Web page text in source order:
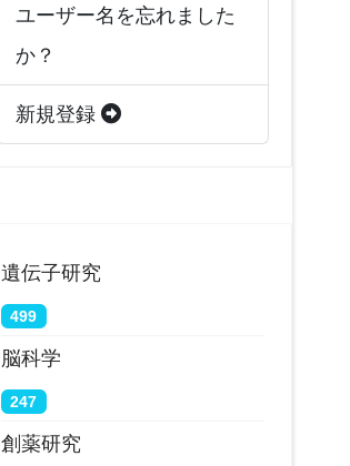
ユーザー名を忘れました
か？
新規登録
遺伝子研究
499
脳科学
247
創薬研究